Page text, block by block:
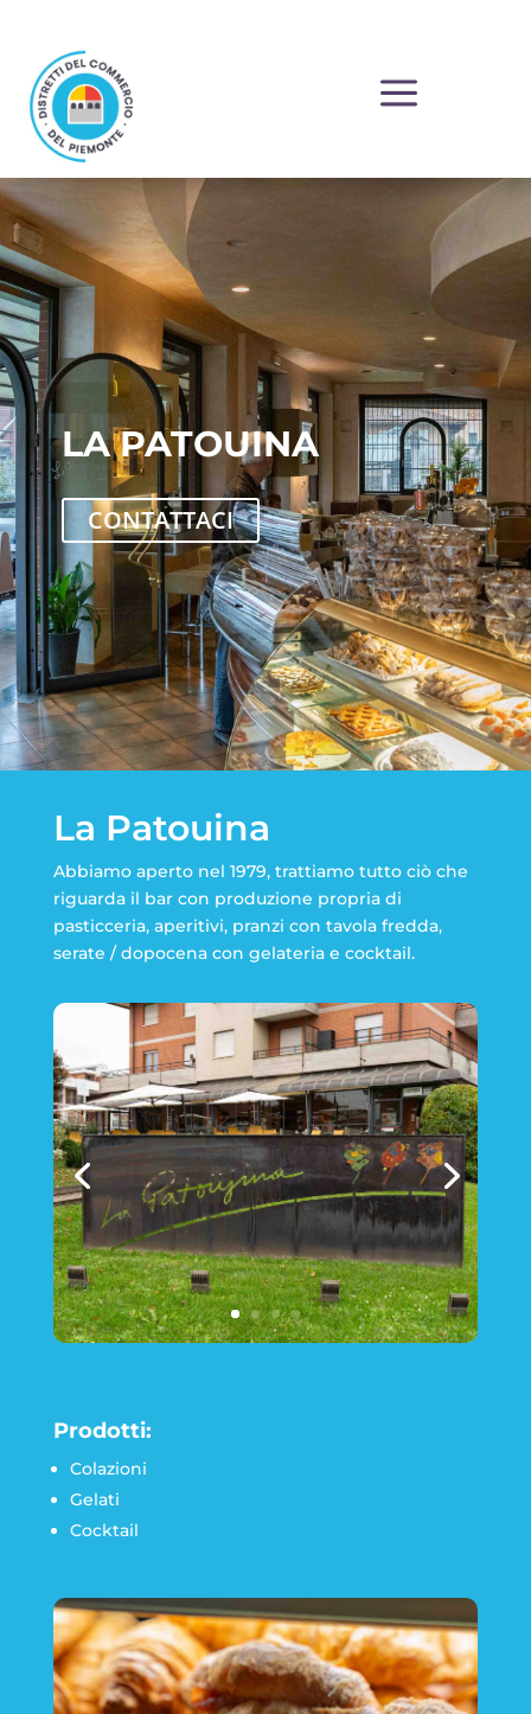
a
LA PATOUINA
CONTATTACI
La Patouina
Abbiamo aperto nel 1979, trattiamo tutto ciò che
riguarda il bar con produzione propria di
pasticceria, aperitivi, pranzi con tavola fredda,
serate / dopocena con gelateria e cocktail.
Prodotti:
Colazioni
Gelati
Cocktail